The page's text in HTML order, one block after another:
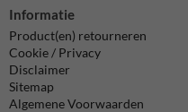
Informatie
Product(en) retourneren
Cookie / Privacy
Disclaimer
Sitemap
Algemene Voorwaarden